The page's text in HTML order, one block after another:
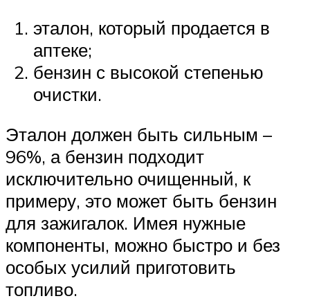
эталон, который продается в
аптеке;
бензин с высокой степенью
очистки.
Эталон должен быть сильным –
96%, а бензин подходит
исключительно очищенный, к
примеру, это может быть бензин
для зажигалок. Имея нужные
компоненты, можно быстро и без
особых усилий приготовить
топливо.